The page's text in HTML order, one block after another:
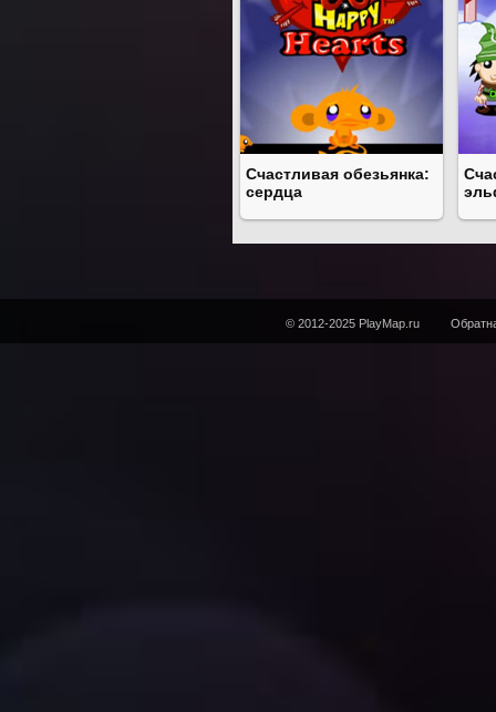
Счастливая обезьянка:
сердца
© 2012-2025 PlayMap.ru